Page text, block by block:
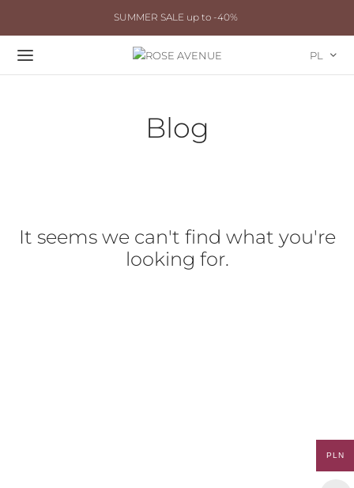
SUMMER SALE up to -40%
PL
Blog
It seems we can't find what you're
looking for.
PLN